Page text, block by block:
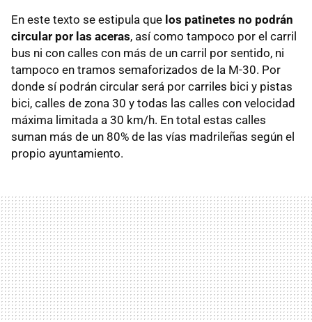
En este texto se estipula que los patinetes no podrán
circular por las aceras, así como tampoco por el carril
bus ni con calles con más de un carril por sentido, ni
tampoco en tramos semaforizados de la M-30. Por
donde sí podrán circular será por carriles bici y pistas
bici, calles de zona 30 y todas las calles con velocidad
máxima limitada a 30 km/h. En total estas calles
suman más de un 80% de las vías madrileñas según el
propio ayuntamiento.